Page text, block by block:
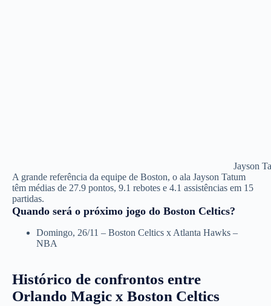
Jayson
A grande referência da equipe de Boston, o ala Jayson Tatum
têm médias de 27.9 pontos, 9.1 rebotes e 4.1 assistências em 15
partidas.
Quando será o próximo jogo do Boston Celtics?
Domingo, 26/11 – Boston Celtics x Atlanta Hawks –
NBA
Histórico de confrontos entre
Orlando Magic x Boston Celtics